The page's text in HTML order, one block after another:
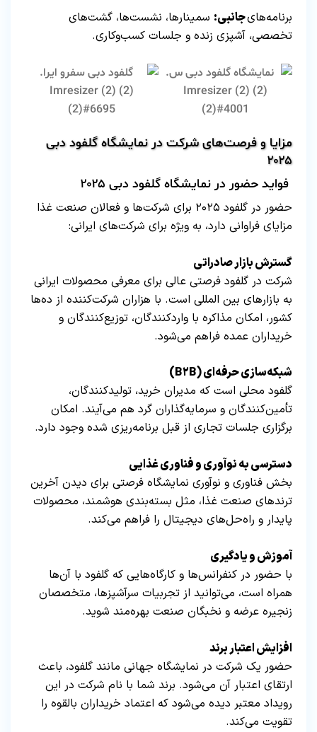
برنامه‌هایجانبی: سمینارها، نشست‌ها، گشت‌های
تخصصی، آشپزی زنده و جلسات کسب‌وکاری.
مزایا و فرصت‌های شرکت در نمایشگاه گلفود دبی
۲۰۲۵
فواید حضور در نمایشگاه گلفود دبی ۲۰۲۵
حضور در گلفود ۲۰۲۵ برای شرکت‌ها و فعالان صنعت غذا
مزایای فراوانی دارد، به ویژه برای شرکت‌های ایرانی:
گسترش بازار صادراتی
شرکت در گلفود فرصتی عالی برای معرفی محصولات ایرانی
به بازارهای بین‌ المللی است. با هزاران شرکت‌کننده از ده‌ها
کشور، امکان مذاکره با واردکنندگان، توزیع‌کنندگان و
خریداران عمده فراهم می‌شود.
شبکه‌سازی حرفه‌ای (B۲B)
گلفود محلی است که مدیران خرید، تولیدکنندگان،
تأمین‌کنندگان و سرمایه‌گذاران گرد هم می‌آیند. امکان
برگزاری جلسات تجاری از قبل برنامه‌ریزی شده وجود دارد.
دسترسی به نوآوری و فناوری غذایی
بخش فناوری و نوآوری نمایشگاه فرصتی برای دیدن آخرین
ترندهای صنعت غذا، مثل بسته‌بندی هوشمند، محصولات
پایدار و راه‌حل‌های دیجیتال را فراهم می‌کند.
آموزش و یادگیری
با حضور در کنفرانس‌ها و کارگاه‌هایی که گلفود با آن‌ها
همراه است، می‌توانید از تجربیات سرآشپزها، متخصصان
زنجیره عرضه و نخبگان صنعت بهره‌مند شوید.
افزایش اعتبار برند
حضور یک شرکت در نمایشگاه جهانی مانند گلفود، باعث
ارتقای اعتبار آن می‌شود. برند شما با نام شرکت در این
رویداد معتبر دیده می‌شود که اعتماد خریداران بالقوه را
تقویت می‌کند.